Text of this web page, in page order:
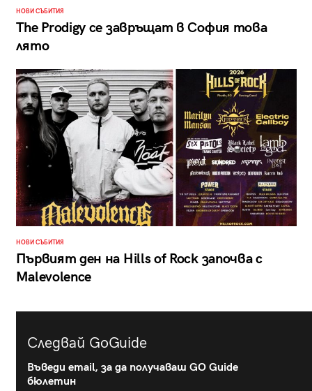
НОВИ СЪБИТИЯ
The Prodigy се завръщат в София това
лято
НОВИ СЪБИТИЯ
Първият ден на Hills of Rock започва с
Malevolence
Следвай GoGuide
Въведи email, за да получаваш GO Guide
бюлетин